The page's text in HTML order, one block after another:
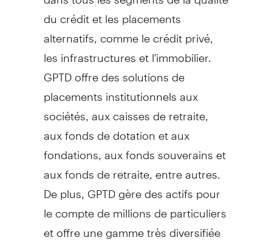
du crédit et les placements
alternatifs, comme le crédit privé,
les infrastructures et l'immobilier.
GPTD offre des solutions de
placements institutionnels aux
sociétés, aux caisses de retraite,
aux fonds de dotation et aux
fondations, aux fonds souverains et
aux fonds de retraite, entre autres.
De plus, GPTD gère des actifs pour
le compte de millions de particuliers
et offre une gamme très diversifiée